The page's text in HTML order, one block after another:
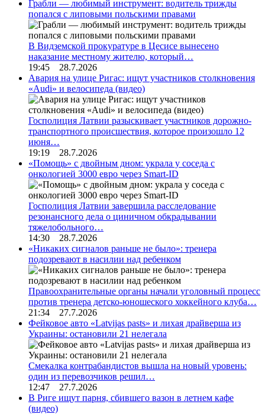
Грабли — любимый инструмент: водитель трижды
попался с липовыми польскими правами
В Видземской прокуратуре в Цесисе вынесено
наказание местному жителю, который…
19:45 28.7.2026
Авария на улице Ригас: ищут участников столкновения
«Audi» и велосипеда (видео)
Госполиция Латвии разыскивает участников дорожно-
транспортного происшествия, которое произошло 12
июня…
19:19 28.7.2026
«Помощь» с двойным дном: украла у соседа с
онкологией 3000 евро через Smart-ID
Госполиция Латвии завершила расследование
резонансного дела о циничном обкрадывании
тяжелобольного…
14:30 28.7.2026
«Никаких сигналов раньше не было»: тренера
подозревают в насилии над ребенком
Правоохранительные органы начали уголовный процесс
против тренера детско-юношеского хоккейного клуба…
21:34 27.7.2026
Фейковое авто «Latvijas pasts» и лихая драйверша из
Украины: остановили 21 нелегала
Смекалка контрабандистов вышла на новый уровень:
один из перевозчиков решил…
12:47 27.7.2026
В Риге ищут парня, сбившего вазон в летнем кафе
(видео)